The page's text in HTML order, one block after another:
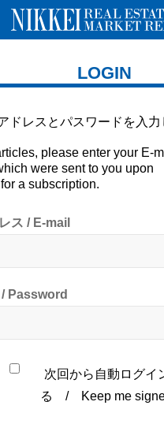
LOGIN
ドレスとパスワードを 入力
please enter your E-
were sent to you upon
a subscription.
ス / E-mail
Password
次回から自動ログイ
る / Keep me